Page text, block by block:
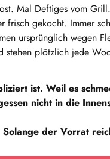
Mal Deftiges vom
frisch gekocht. Immer
ursprünglich wegen
stehen plötzlich jede
ist. Weil es
nicht in die
Solange der Vorrat